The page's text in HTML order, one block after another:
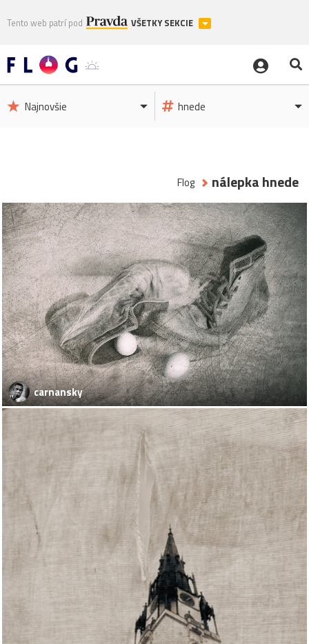
Tento web patrí pod VŠETKY SEKCIE
Najnovšie hnede
Flog nálepka hnede
carnansky